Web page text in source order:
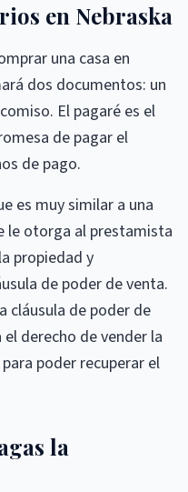
en Nebraska
una casa en
dos documentos: un
El pagaré es el
de pagar el
de pago.
es muy similar a una
le otorga al prestamista
propiedad y
de poder de venta.
cláusula de poder de
derecho de vender la
poder recuperar el
la